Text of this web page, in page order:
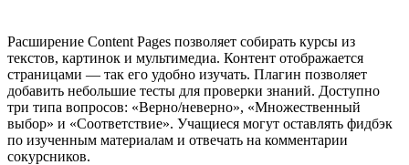
Расширение Content Pages позволяет собирать курсы из
текстов, картинок и мультимедиа. Контент отображается
страницами — так его удобно изучать. Плагин позволяет
добавить небольшие тесты для проверки знаний. Доступно
три типа вопросов: «Верно/неверно», «Множественный
выбор» и «Соответствие». Учащиеся могут оставлять фидбэк
по изученным материалам и отвечать на комментарии
сокурсников.